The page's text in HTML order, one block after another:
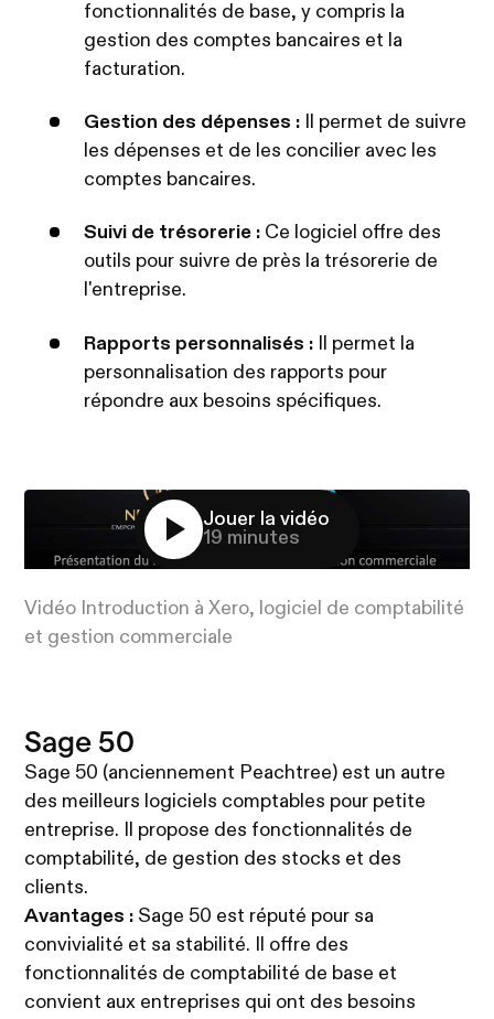
fonctionnalités de base, y compris la
gestion des comptes bancaires et la
facturation.
Gestion des dépenses : Il permet de suivre
les dépenses et de les concilier avec les
comptes bancaires.
Suivi de trésorerie : Ce logiciel offre des
outils pour suivre de près la trésorerie de
l'entreprise.
Rapports personnalisés : Il permet la
personnalisation des rapports pour
répondre aux besoins spécifiques.
Jouer la vidéo
19 minutes
Vidéo Introduction à Xero, logiciel de comptabilité
et gestion commerciale
Sage 50
Sage 50 (anciennement Peachtree) est un autre
des meilleurs logiciels comptables pour petite
entreprise. Il propose des fonctionnalités de
comptabilité, de gestion des stocks et des
clients.
Avantages : Sage 50 est réputé pour sa
convivialité et sa stabilité. Il offre des
fonctionnalités de comptabilité de base et
convient aux entreprises qui ont des besoins